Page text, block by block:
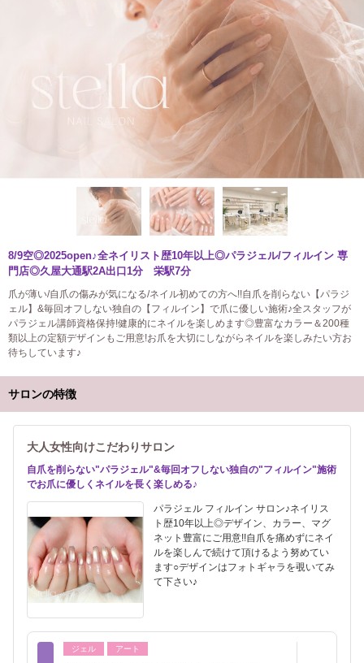
8/9空◎2025open♪全ネイリスト歴10年以上◎パラジェル/フィルイン 専
門店◎久屋大通駅2A出口1分 栄駅7分
爪が薄い/自爪の傷みが気になる/ネイル初めての方へ!!自爪を削らない【パラジ
ェル】&毎回オフしない独自の【フィルイン】で爪に優しい施術♪全スタッフが
パラジェル講師資格保持!健康的にネイルを楽しめます◎豊富なカラー＆200種
類以上の定額デザインもご用意!お爪を大切にしながらネイルを楽しみたい方お
待ちしています♪
サロンの特徴
大人女性向けこだわりサロン
自爪を削らない"パラジェル"&毎回オフしない独自の"フィルイン"施術
でお爪に優しくネイルを長く楽しめる♪
パラジェル フィルイン サロン♪ネイリス
ト歴10年以上◎デザイン、カラー、マグ
ネット豊富にご用意!!自爪を痛めずにネイ
ルを楽しんで続けて頂けるよう努めてい
ます○デザインはフォトギャラを覗いてみ
て下さい♪
ジェル アート